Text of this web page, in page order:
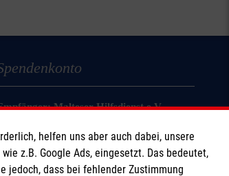
Malteser Hilfsdienst e.V.
IBAN: DE14 3706 0120 1201 2170 12
GENODED1PA7
helfen uns aber auch dabei, unsere
z.B. Google Ads, eingesetzt. Das bedeutet,
jedoch, dass bei fehlender Zustimmung